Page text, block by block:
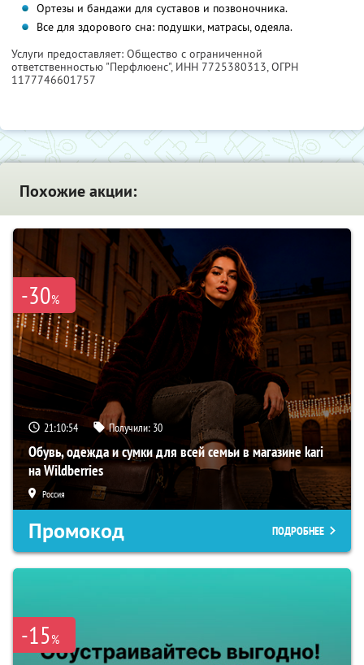
Ортезы и бандажи для суставов и позвоночника.
Все для здорового сна: подушки, матрасы, одеяла.
Услуги предоставляет: Общество с ограниченной
ответственностью "Перфлюенс", ИНН 7725380313, ОГРН
1177746601757
Похожие акции:
-30%
21:10:53 Получили: 30
Обувь, одежда и сумки для всей семьи в магазине kari
на Wildberries
Россия
Промокод ПОДРОБНЕЕ
-15%